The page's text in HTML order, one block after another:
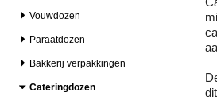
Vouwdozen
Paraatdozen
Bakkerij verpakkingen
Cateringdozen